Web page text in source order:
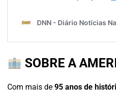
SOBRE A
Com mais de 95 anos de